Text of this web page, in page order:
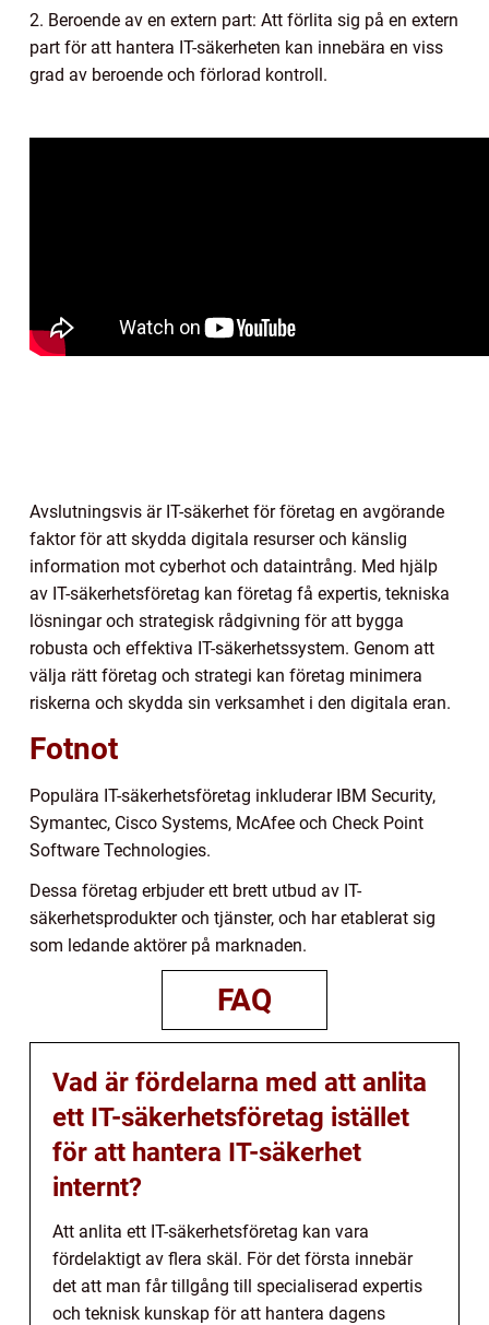
2. Beroende av en extern part: Att förlita sig på en extern
part för att hantera IT-säkerheten kan innebära en viss
grad av beroende och förlorad kontroll.
Avslutningsvis är IT-säkerhet för företag en avgörande
faktor för att skydda digitala resurser och känslig
information mot cyberhot och dataintrång. Med hjälp
av IT-säkerhetsföretag kan företag få expertis, tekniska
lösningar och strategisk rådgivning för att bygga
robusta och effektiva IT-säkerhetssystem. Genom att
välja rätt företag och strategi kan företag minimera
riskerna och skydda sin verksamhet i den digitala eran.
Fotnot
Populära IT-säkerhetsföretag inkluderar IBM Security,
Symantec, Cisco Systems, McAfee och Check Point
Software Technologies.
Dessa företag erbjuder ett brett utbud av IT-
säkerhetsprodukter och tjänster, och har etablerat sig
som ledande aktörer på marknaden.
FAQ
Vad är fördelarna med att anlita
ett IT-säkerhetsföretag istället
för att hantera IT-säkerhet
internt?
Att anlita ett IT-säkerhetsföretag kan vara
fördelaktigt av flera skäl. För det första innebär
det att man får tillgång till specialiserad expertis
och teknisk kunskap för att hantera dagens